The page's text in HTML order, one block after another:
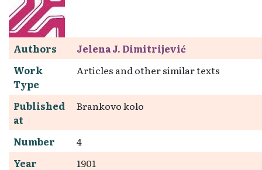
Authors
Jelena J. Dimitrijević
Work
Type
Articles and other similar texts
Published
at
Brankovo kolo
Number
4
Year
1901